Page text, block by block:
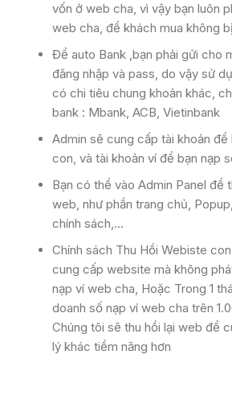
vốn ở web cha, vì vậy bạn luôn
web cha, để khách mua không
Để auto Bank ,bạn phải gửi cho
đăng nhập và pass, do vậy sử
có chi tiêu chung khoản khác,
bank : Mbank, ACB, Vietinbank
Admin sẽ cung cấp tài khoản
con, và tài khoản ví để bạn nạp
Bạn có thể vào Admin Panel để
web, như phần trang chủ,
chính sách,…
Chính sách Thu Hồi Webiste
cung cấp website mà không
nạp ví web cha, Hoặc Trong 1
doanh số nạp ví web cha trên
Chúng tôi sẽ thu hồi lại web để
lý khác tiềm năng hơn